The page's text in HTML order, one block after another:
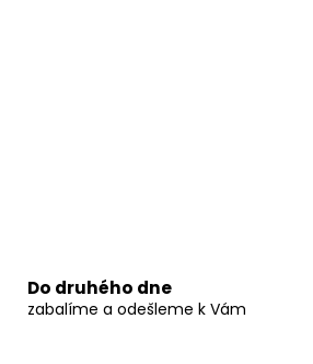
Do druhého dne
zabalíme a odešleme k Vám